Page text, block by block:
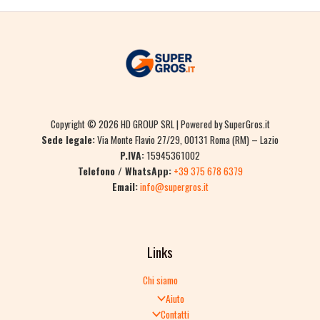
Copyright © 2026 HD GROUP SRL | Powered by SuperGros.it
Sede legale:Via Monte Flavio 27/29, 00131 Roma (RM) – Lazio
P.IVA:15945361002
Telefono / WhatsApp: +39 375 678 6379
Email:info@supergros.it
Links
Chi siamo
Aiuto
Contatti